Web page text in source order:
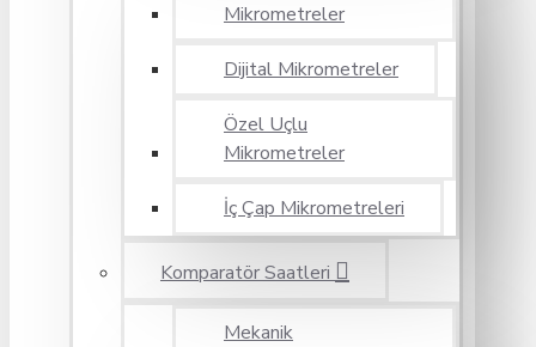
Mikrometreler
Dijital Mikrometreler
Özel Uçlu
Mikrometreler
İç Çap Mikrometreleri
Komparatör Saatleri
Mekanik